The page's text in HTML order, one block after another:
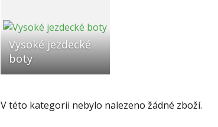
Vysoké jezdecké
boty
V této kategorii nebylo nalezeno žádné zboží.